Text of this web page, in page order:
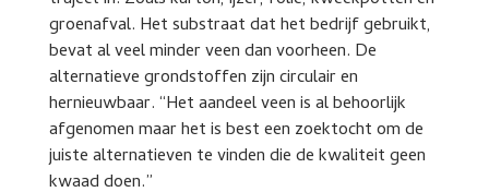
groenafval. Het substraat dat het bedrijf gebruikt,
bevat al veel minder veen dan voorheen. De
alternatieve grondstoffen zijn circulair en
hernieuwbaar. “Het aandeel veen is al behoorlijk
afgenomen maar het is best een zoektocht om de
juiste alternatieven te vinden die de kwaliteit geen
kwaad doen.”